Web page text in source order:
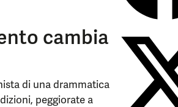
cambia
di una drammatica
peggiorate a